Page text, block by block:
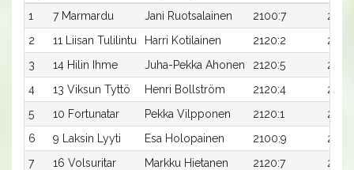
1
7 Marmardu Jani Ruotsalainen 2100:7
27,1
2
11 Liisan Tulilintu Harri Kotilainen 2120:2
26,5
3
14 Hilin Ihme Juha-Pekka Ahonen 2120:5
27,5x
4
13 Viksun Tyttö Henri Bollström 2120:4
27,5
5
10 Fortunatar Pekka Vilpponen 2120:1
27,7
6
9 Laksin Lyyti Esa Holopainen 2100:9
28,5
7
16 Volsuritar Markku Hietanen 2120:7
28,0